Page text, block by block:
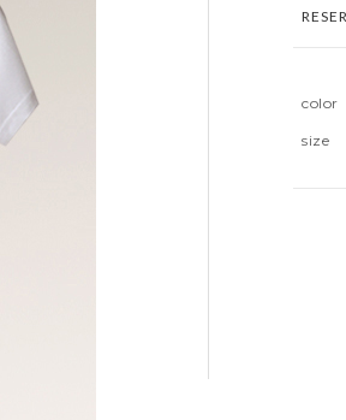
color
size